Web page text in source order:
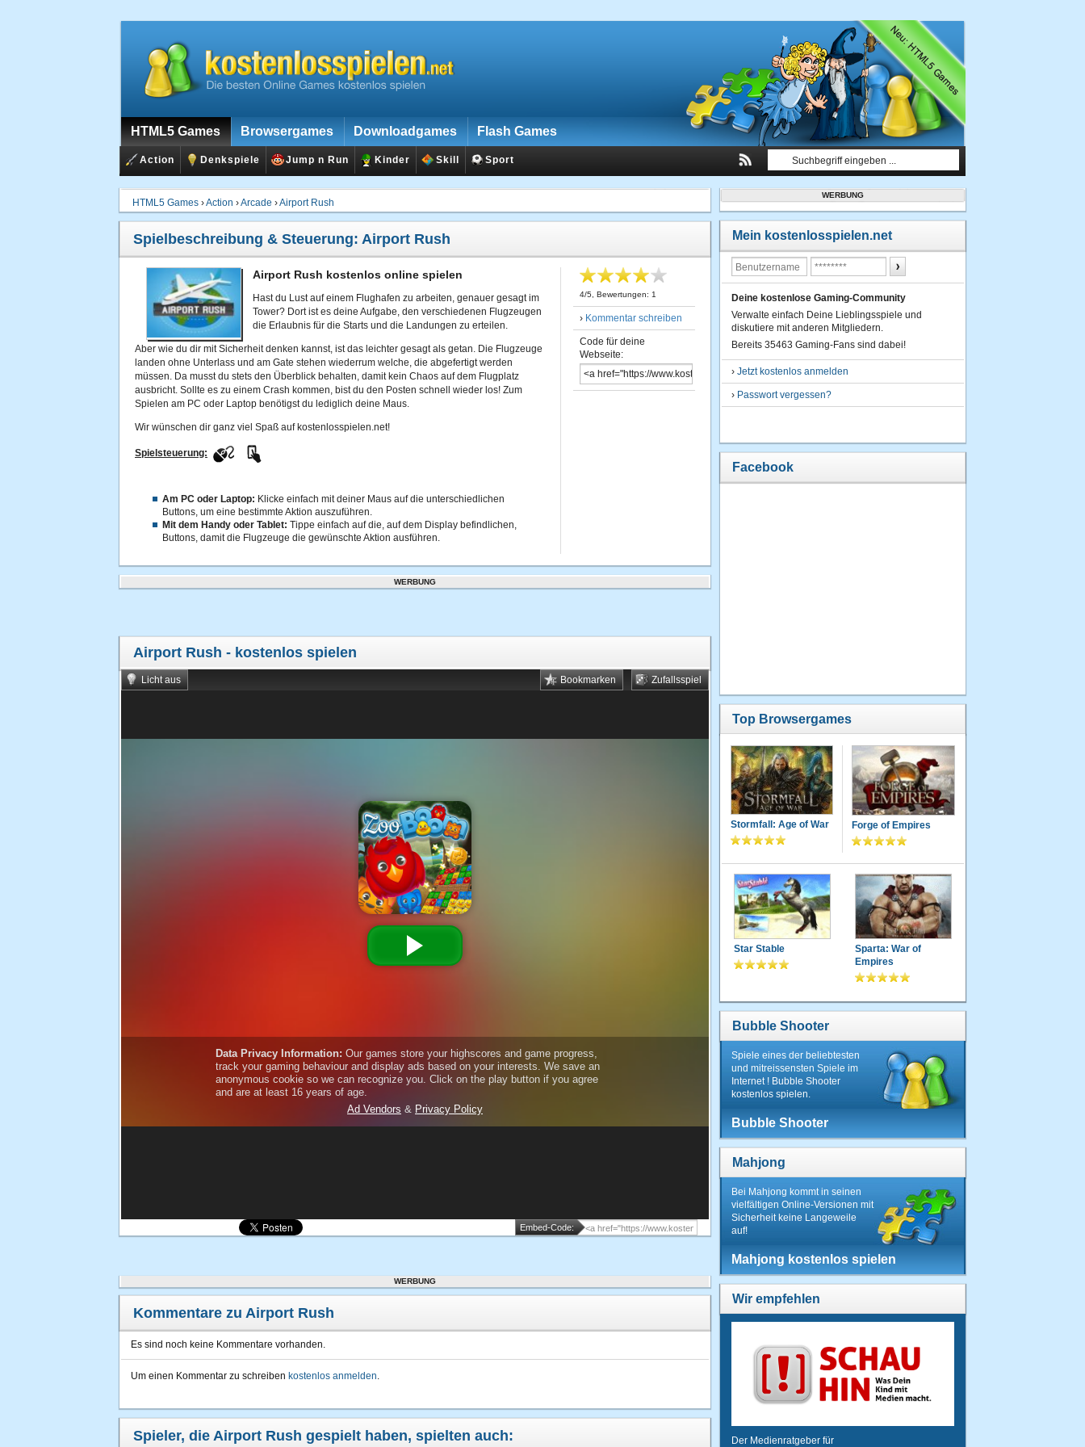
HTML5 Games Browsergames Downloadgames Flash Games
Action Denkspiele Jump n Run Kinder Skill Sport
HTML5 Games ›Action ›Arcade ›Airport Rush
Spielbeschreibung & Steuerung: Airport Rush
Airport Rush kostenlos online spielen
Hast du Lust auf einem Flughafen zu arbeiten, genauer gesagt im
Tower? Dort ist es deine Aufgabe, den verschiedenen Flugzeugen
die Erlaubnis für die Starts und die Landungen zu erteilen.
Aber wie du dir mit Sicherheit denken kannst, ist das leichter gesagt als getan. Die Flugzeuge
landen ohne Unterlass und am Gate stehen wiederrum welche, die abgefertigt werden
müssen. Da musst du stets den Überblick behalten, damit kein Chaos auf dem Flugplatz
ausbricht. Sollte es zu einem Crash kommen, bist du den Posten schnell wieder los! Zum
Spielen am PC oder Laptop benötigst du lediglich deine Maus.
Wir wünschen dir ganz viel Spaß auf kostenlosspielen.net!
Spielsteuerung:
Am PC oder Laptop: Klicke einfach mit deiner Maus auf die unterschiedlichen
Buttons, um eine bestimmte Aktion auszuführen.
Mit dem Handy oder Tablet: Tippe einfach auf die, auf dem Display befindlichen,
Buttons, damit die Flugzeuge die gewünschte Aktion ausführen.
4/5 , Bewertungen: 1
› Kommentar schreiben
Code für deine
Webseite:
WERBUNG
Airport Rush - kostenlos spielen
Licht aus Zufallsspiel
Bookmarken
Embed-Code:
WERBUNG
Kommentare zu Airport Rush
Es sind noch keine Kommentare vorhanden.
Um einen Kommentar zu schreiben kostenlos anmelden.
Spieler, die Airport Rush gespielt haben, spielten auch:
WERBUNG
Mein kostenlosspielen.net
Deine kostenlose Gaming-Community
Verwalte einfach Deine Lieblingsspiele und
diskutiere mit anderen Mitgliedern.
Bereits 35463 Gaming-Fans sind dabei!
› Jetzt kostenlos anmelden
› Passwort vergessen?
Facebook
Top Browsergames
Stormfall: Age of War Forge of Empires
Star Stable
Sparta: War of
Empires
Bubble Shooter
Spiele eines der beliebtesten
und mitreissensten Spiele im
Internet ! Bubble Shooter
kostenlos spielen.
Bubble Shooter
Mahjong
Bei Mahjong kommt in seinen
vielfältigen Online-Versionen mit
Sicherheit keine Langeweile
auf!
Mahjong kostenlos spielen
Wir empfehlen
Der Medienratgeber für